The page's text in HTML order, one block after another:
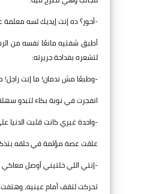
-أحور؟ ده إنت إيديك لسه
أطبق شفتيه مانعًا نفسه من
لتشعره بفداحة جريرته:
-وطبعًا مش ندمان! ما إنت
انفجرت في نوبة بكاء لتبدو
-واحدة غيري كانت قلبت
علقت غصة مؤلمة في حلقه
-إنتي اللي خلتيني أوصل
تحركت لتقف أمام عينيه، وهتفت